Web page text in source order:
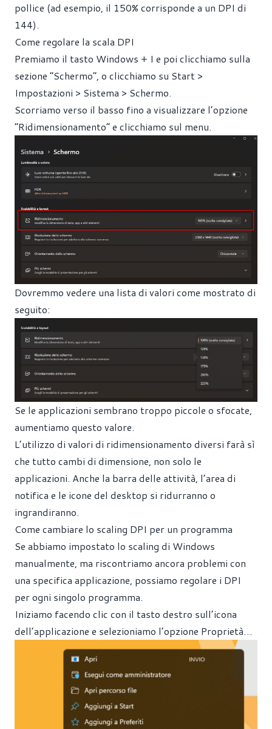
pollice (ad esempio, il 150% corrisponde a un DPI di
144).
Come regolare la scala DPI
Premiamo il tasto Windows + I e poi clicchiamo sulla
sezione “Schermo”, o clicchiamo su Start >
Impostazioni > Sistema > Schermo.
Scorriamo verso il basso fino a visualizzare l’opzione
“Ridimensionamento” e clicchiamo sul menu.
Dovremmo vedere una lista di valori come mostrato di
seguito:
Se le applicazioni sembrano troppo piccole o sfocate,
aumentiamo questo valore.
L’utilizzo di valori di ridimensionamento diversi farà sì
che tutto cambi di dimensione, non solo le
applicazioni. Anche la barra delle attività, l’area di
notifica e le icone del desktop si ridurranno o
ingrandiranno.
Come cambiare lo scaling DPI per un programma
Se abbiamo impostato lo scaling di Windows
manualmente, ma riscontriamo ancora problemi con
una specifica applicazione, possiamo regolare i DPI
per ogni singolo programma.
Iniziamo facendo clic con il tasto destro sull’icona
dell’applicazione e selezioniamo l’opzione Proprietà…